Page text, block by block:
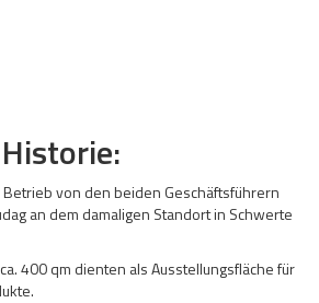
von den beiden Geschäftsführern
an dem damaligen Standort in Schwerte
400 qm dienten als Ausstellungsfläche für